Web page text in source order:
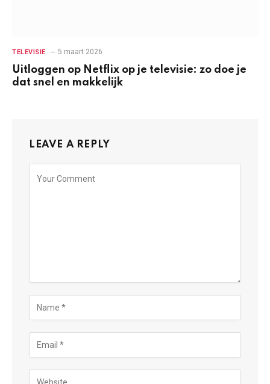
TELEVISIE 5 maart 2026
Uitloggen op Netflix op je televisie: zo doe je
dat snel en makkelijk
LEAVE A REPLY